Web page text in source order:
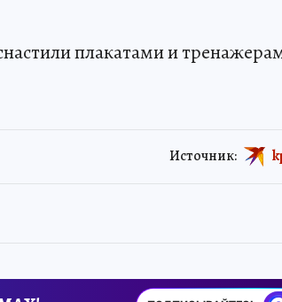
плакатами и
Источник: